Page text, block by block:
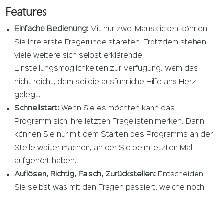
Features
Einfache Bedienung: Mit nur zwei Mausklicken können
Sie Ihre erste Fragerunde stareten. Trotzdem stehen
viele weitere sich selbst erklärende
Einstellungsmöglichkeiten zur Verfügung. Wem das
nicht reicht, dem sei die ausführliche Hilfe ans Herz
gelegt.
Schnellstart: Wenn Sie es möchten kann das
Programm sich Ihre letzten Fragelisten merken. Dann
können Sie nur mit dem Starten des Programms an der
Stelle weiter machen, an der Sie beim letzten Mal
aufgehört haben.
Auflösen, Richtig, Falsch, Zurückstellen: Entscheiden
Sie selbst was mit den Fragen passiert, welche noch